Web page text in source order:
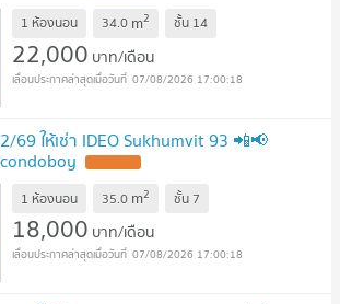
1 ห้องนอน 34.0 m2 ชั้น 14
22,000 บาท/เดือน
07/08/2026 17:00:18
69 ให้เช่า IDEO Sukhumvit 93 📲📢
1 ห้องนอน 35.0 m2 ชั้น 7
18,000 บาท/เดือน
07/08/2026 17:00:18